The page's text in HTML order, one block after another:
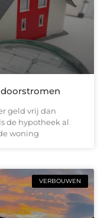
geld vrij dan
de hypotheek al
woning
VERBOUWEN